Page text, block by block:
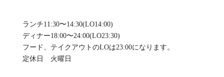
ランチ11:30〜14:30(LO14:00)
ディナー18:00〜24:00(LO23:30)
フード、テイクアウトのLOは23:00になります。
定休日 火曜日